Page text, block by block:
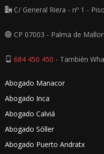
C/ General Riera - nº 1 -
CP 07003 - Palma de
684 450 450 - También
Abogado Manacor
Abogado Inca
Abogado Calviá
Abogado Sóller
Abogado Puerto Andratx